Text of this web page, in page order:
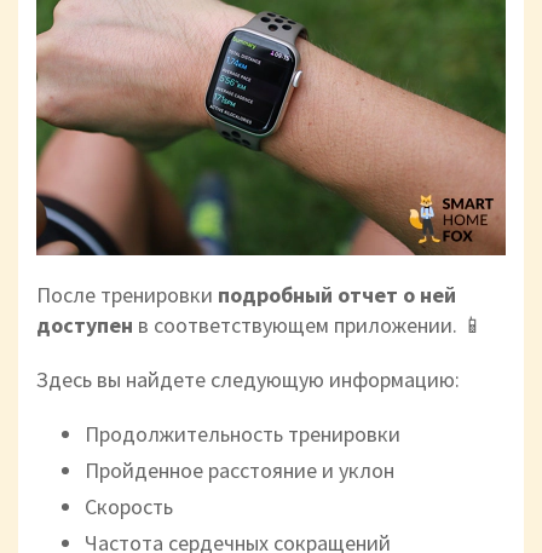
После тренировки подробный отчет о ней
доступен в соответствующем приложении. 📱
Здесь вы найдете следующую информацию:
Продолжительность тренировки
Пройденное расстояние и уклон
Скорость
Частота сердечных сокращений